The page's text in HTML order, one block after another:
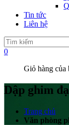
Tin tức
Liên hệ
0
Giỏ hàng của
Dập ghim
Trang chủ
Văn phòng